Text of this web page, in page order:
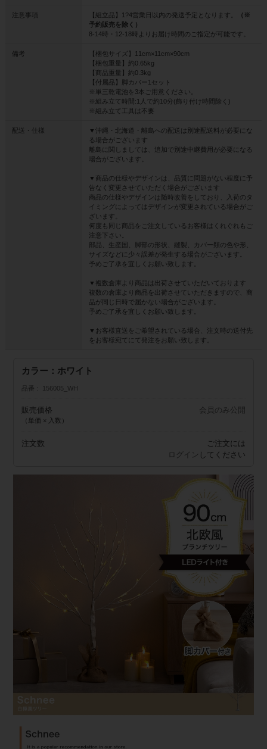
注意事項 【組立品】1?4営業日以内の発送予定となります。
（※
予約販売を除く）
8-14時・12-18時よりお届け時間のご指定が可能です。
備考
【梱包サイズ】11cm×11cm×90cm
【梱包重量】約0.65kg
【商品重量】約0.3kg
【付属品】脚カバー1セット
※単三乾電池を3本ご用意ください。
※組み立て時間:1人で約10分(飾り付け時間除く)
※組み立て工具は不要
配送・仕様
▼沖縄・北海道・離島への配送は別途配送料が必要にな
る場合がございます
離島に関しましては、追加で別途中継費用が必要になる
場合がございます。
▼商品の仕様やデザインは、品質に問題がない程度に予
告なく変更させていただく場合がございます
商品の仕様やデザインは随時改善をしており、入荷のタ
イミングによってはデザインが変更されている場合がご
ざいます。
何度も同じ商品をご注文しているお客様はくれぐれもご
注意下さい。
部品、生産国、脚部の形状、縫製、カバー類の色や形、
サイズなどに少々誤差が発生する場合がございます。
予めご了承を宜しくお願い致します。
▼複数倉庫より商品は出荷させていただいております
複数の倉庫より商品を出荷させていただきますので、商
品が同じ日時で届かない場合がございます。
予めご了承を宜しくお願い致します。
▼お客様直送をご希望されている場合、注文時の送付先
をお客様宛てにて発注をお願い致します。
カラー：ホワイト
品番 156005_WH
販売価格
（単価 × 入数）
会員のみ公開
注文数
ご注文には
ログイン してください